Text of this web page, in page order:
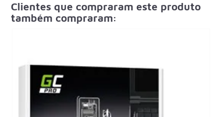
Clientes que compraram este produto
também compraram: